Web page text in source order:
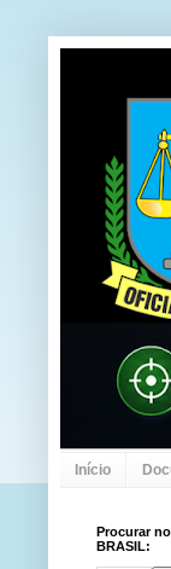
Início
Procurar
BRASIL: